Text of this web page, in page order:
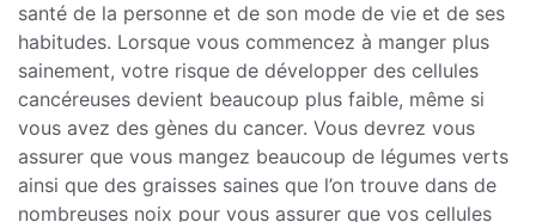
santé de la personne et de son mode de vie et de ses
habitudes. Lorsque vous commencez à manger plus
sainement, votre risque de développer des cellules
cancéreuses devient beaucoup plus faible, même si
vous avez des gènes du cancer. Vous devrez vous
assurer que vous mangez beaucoup de légumes verts
ainsi que des graisses saines que l’on trouve dans de
nombreuses noix pour vous assurer que vos cellules